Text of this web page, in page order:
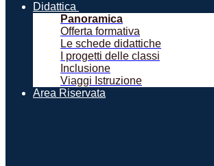
Didattica
Panoramica
Offerta formativa
Le schede didattiche
I progetti delle classi
Inclusione
Viaggi Istruzione
Area Riservata